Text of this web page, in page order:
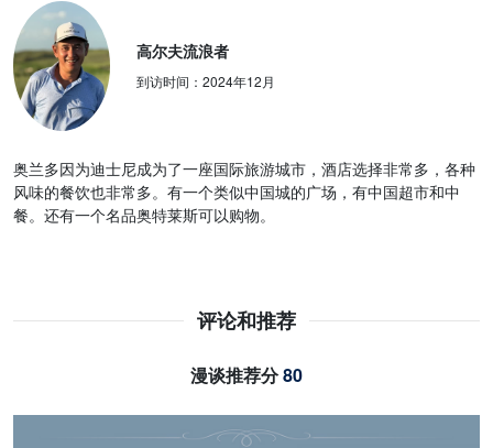
高尔夫流浪者
到访时间： 2024年12月
奥兰多因为迪士尼成为了一座国际旅游城市，酒店选择非常多，各种
风味的餐饮也非常多。有一个类似中国城的广场，有中国超市和中
餐。还有一个名品奥特莱斯可以购物。
评论和推荐
漫谈推荐分80